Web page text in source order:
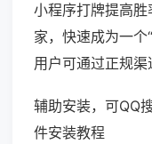
小程序打牌提高
家，快速成为一个
用户可通过正规渠
辅助安装，可QQ
件安装教程